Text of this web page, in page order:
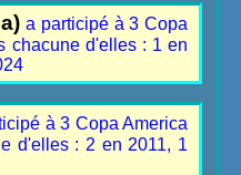
a participé à 3 Copa
chacune d'elles : 1 en
à 3 Copa America
d'elles : 2 en 2011, 1